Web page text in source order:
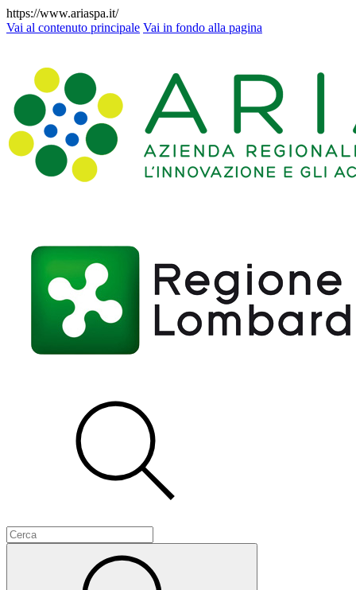
https://www.ariaspa.it/
Vai al contenuto principale Vai in fondo alla pagina